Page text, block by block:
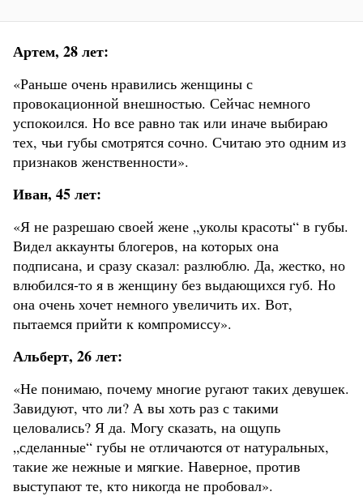
Артем, 28 лет:
«Раньше очень нравились женщины с
провокационной внешностью. Сейчас немного
успокоился. Но все равно так или иначе выбираю
тех, чьи губы смотрятся сочно. Считаю это одним из
признаков женственности».
Иван, 45 лет:
«Я не разрешаю своей жене „уколы красоты“ в губы.
Видел аккаунты блогеров, на которых она
подписана, и сразу сказал: разлюблю. Да, жестко, но
влюбился-то я в женщину без выдающихся губ. Но
она очень хочет немного увеличить их. Вот,
пытаемся прийти к компромиссу».
Альберт, 26 лет:
«Не понимаю, почему многие ругают таких девушек.
Завидуют, что ли? А вы хоть раз с такими
целовались? Я да. Могу сказать, на ощупь
„сделанные“ губы не отличаются от натуральных,
такие же нежные и мягкие. Наверное, против
выступают те, кто никогда не пробовал».